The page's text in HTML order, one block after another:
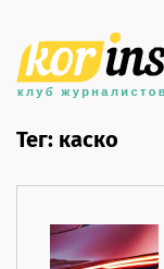
Тег: каско